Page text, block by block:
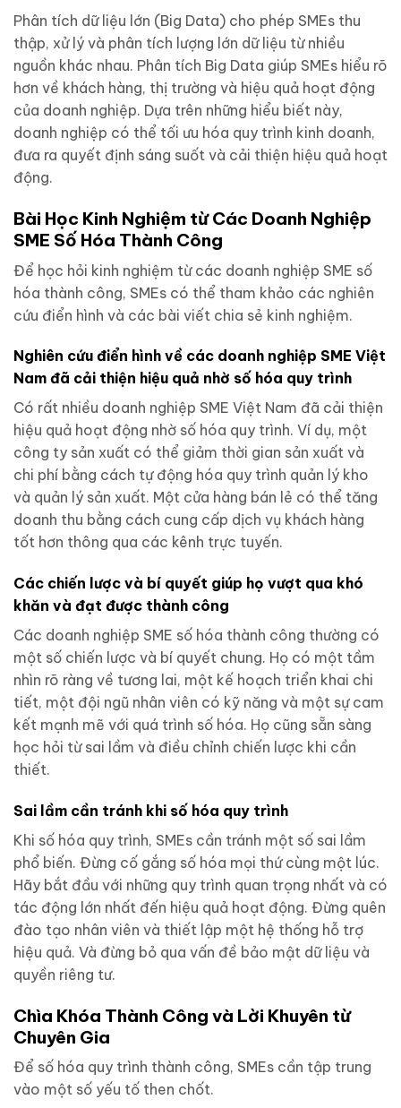
Phân tích dữ liệu lớn (Big Data) cho phép SMEs thu
thập, xử lý và phân tích lượng lớn dữ liệu từ nhiều
nguồn khác nhau. Phân tích Big Data giúp SMEs hiểu rõ
hơn về khách hàng, thị trường và hiệu quả hoạt động
của doanh nghiệp. Dựa trên những hiểu biết này,
doanh nghiệp có thể tối ưu hóa quy trình kinh doanh,
đưa ra quyết định sáng suốt và cải thiện hiệu quả hoạt
động.
Bài Học Kinh Nghiệm từ Các Doanh Nghiệp
SME Số Hóa Thành Công
Để học hỏi kinh nghiệm từ các doanh nghiệp SME số
hóa thành công, SMEs có thể tham khảo các nghiên
cứu điển hình và các bài viết chia sẻ kinh nghiệm.
Nghiên cứu điển hình về các doanh nghiệp SME Việt
Nam đã cải thiện hiệu quả nhờ số hóa quy trình
Có rất nhiều doanh nghiệp SME Việt Nam đã cải thiện
hiệu quả hoạt động nhờ số hóa quy trình. Ví dụ, một
công ty sản xuất có thể giảm thời gian sản xuất và
chi phí bằng cách tự động hóa quy trình quản lý kho
và quản lý sản xuất. Một cửa hàng bán lẻ có thể tăng
doanh thu bằng cách cung cấp dịch vụ khách hàng
tốt hơn thông qua các kênh trực tuyến.
Các chiến lược và bí quyết giúp họ vượt qua khó
khăn và đạt được thành công
Các doanh nghiệp SME số hóa thành công thường có
một số chiến lược và bí quyết chung. Họ có một tầm
nhìn rõ ràng về tương lai, một kế hoạch triển khai chi
tiết, một đội ngũ nhân viên có kỹ năng và một sự cam
kết mạnh mẽ với quá trình số hóa. Họ cũng sẵn sàng
học hỏi từ sai lầm và điều chỉnh chiến lược khi cần
thiết.
Sai lầm cần tránh khi số hóa quy trình
Khi số hóa quy trình, SMEs cần tránh một số sai lầm
phổ biến. Đừng cố gắng số hóa mọi thứ cùng một lúc.
Hãy bắt đầu với những quy trình quan trọng nhất và có
tác động lớn nhất đến hiệu quả hoạt động. Đừng quên
đào tạo nhân viên và thiết lập một hệ thống hỗ trợ
hiệu quả. Và đừng bỏ qua vấn đề bảo mật dữ liệu và
quyền riêng tư.
Chìa Khóa Thành Công và Lời Khuyên từ
Chuyên Gia
Để số hóa quy trình thành công, SMEs cần tập trung
vào một số yếu tố then chốt.